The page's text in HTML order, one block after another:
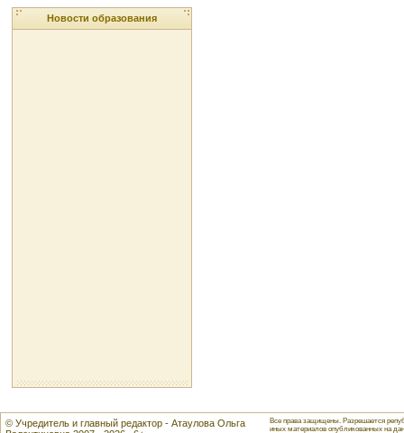
Новости образования
© Учредитель и главный редактор - Атаулова Ольга
Все права защищены. Разрешается
иных материалов опубликованных на